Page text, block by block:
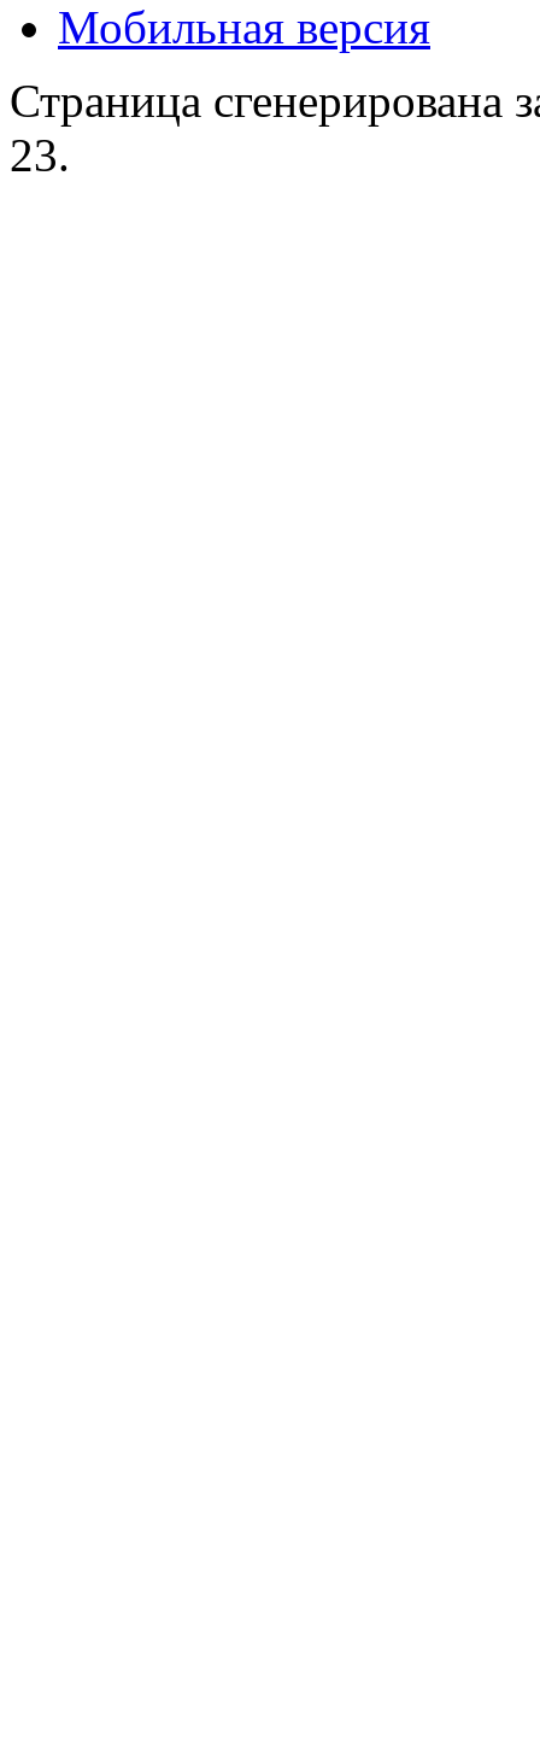
Мобильная версия
Страница сгенерирована
23.